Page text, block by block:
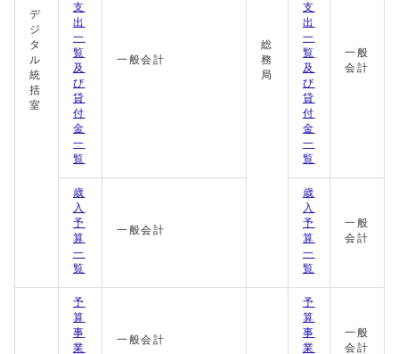
デ
ジ
タ
ル
統
括
室
総
務
局
支
出
一
覧
及
び
貸
付
金
一
覧
一般会計
支
出
一
覧
及
び
貸
付
金
一
覧
一般
会計
歳
入
予
算
一
覧
一般会計
歳
入
予
算
一
覧
一般
会計
予
算
事
業
一般会計
予
算
事
業
一般
会計